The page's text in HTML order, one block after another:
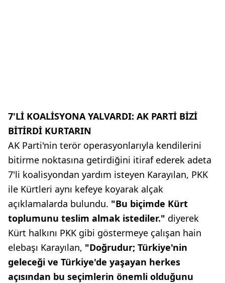
7'Lİ KOALİSYONA YALVARDI: AK PARTİ BİZİ
BİTİRDİ KURTARIN
AK Parti'nin terör operasyonlarıyla kendilerini
bitirme noktasına getirdiğini itiraf ederek adeta
7'li koalisyondan yardım isteyen Karayılan, PKK
ile Kürtleri aynı kefeye koyarak alçak
açıklamalarda bulundu. "Bu biçimde Kürt
toplumunu teslim almak istediler." diyerek
Kürt halkını PKK gibi göstermeye çalışan hain
elebaşı Karayılan, "Doğrudur; Türkiye'nin
geleceği ve Türkiye'de yaşayan herkes
açısından bu seçimlerin önemli olduğunu